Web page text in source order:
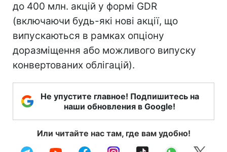
до 400 млн. акцій у формі GDR
(включаючи будь-які нові акції, що
випускаються в рамках опціону
доразміщення або можливого випуску
конвертованих облігацій).
Не упустите главное! Подпишитесь на
наши обновления в Google!
Или читайте нас там, где вам удобно!